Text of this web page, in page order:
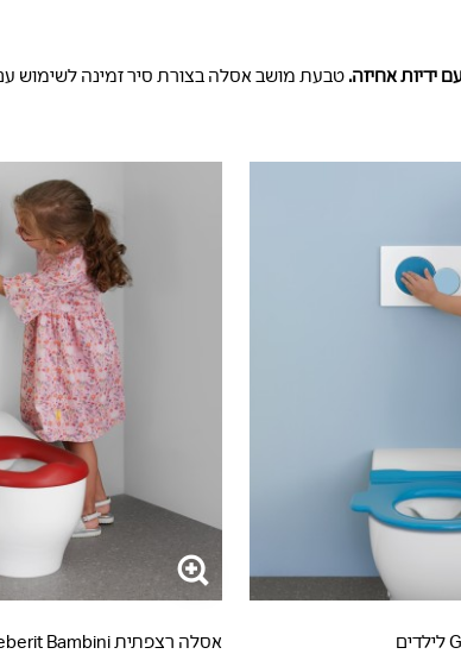
ידיות אחיזה. טבעת מושב אסלה בצורת סיר זמינה לשימוש
אסלה רצפתית Geberit Bambini לילדים קטנים עד גיל 3